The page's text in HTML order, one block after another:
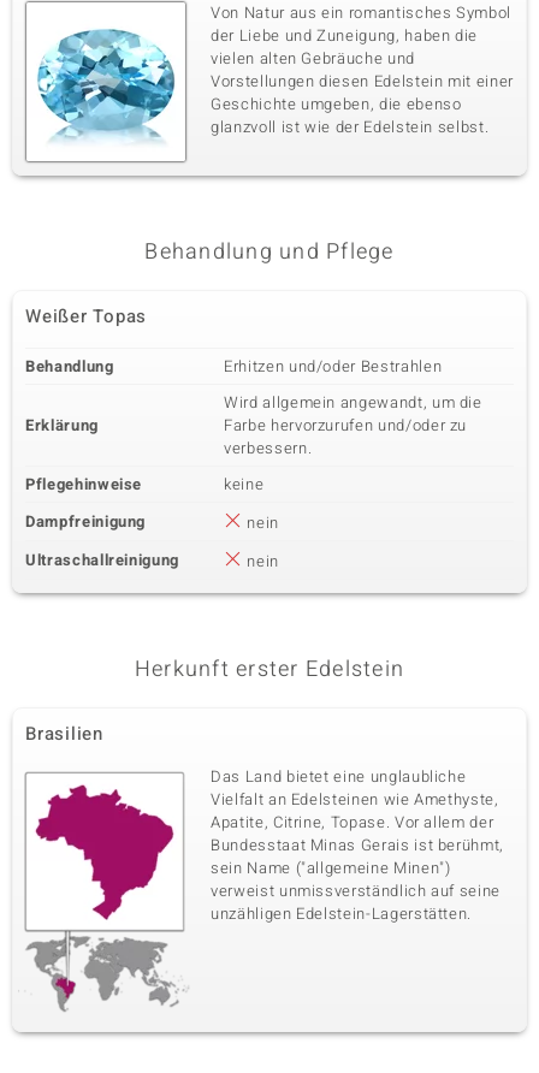
Von Natur aus ein romantisches Symbol
der Liebe und Zuneigung, haben die
vielen alten Gebräuche und
Vorstellungen diesen Edelstein mit einer
Geschichte umgeben, die ebenso
glanzvoll ist wie der Edelstein selbst.
Behandlung und Pflege
Weißer Topas
Behandlung Erhitzen und/oder Bestrahlen
Erklärung
Wird allgemein angewandt, um die
Farbe hervorzurufen und/oder zu
verbessern.
Pflegehinweise
keine
Dampfreinigung
nein
Ultraschallreinigung
nein
Herkunft erster Edelstein
Brasilien
Das Land bietet eine unglaubliche
Vielfalt an Edelsteinen wie Amethyste,
Apatite, Citrine, Topase. Vor allem der
Bundesstaat Minas Gerais ist berühmt,
sein Name ("allgemeine Minen")
verweist unmissverständlich auf seine
unzähligen Edelstein-Lagerstätten.